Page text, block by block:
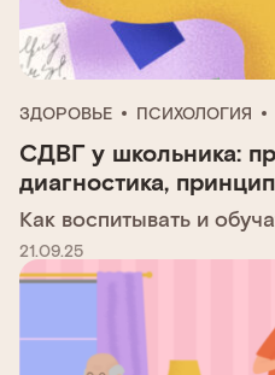
ЗДОРОВЬЕ ПСИХОЛОГИЯ
СДВГ у школьника:
диагностика,
Как воспитывать и
21.09.25